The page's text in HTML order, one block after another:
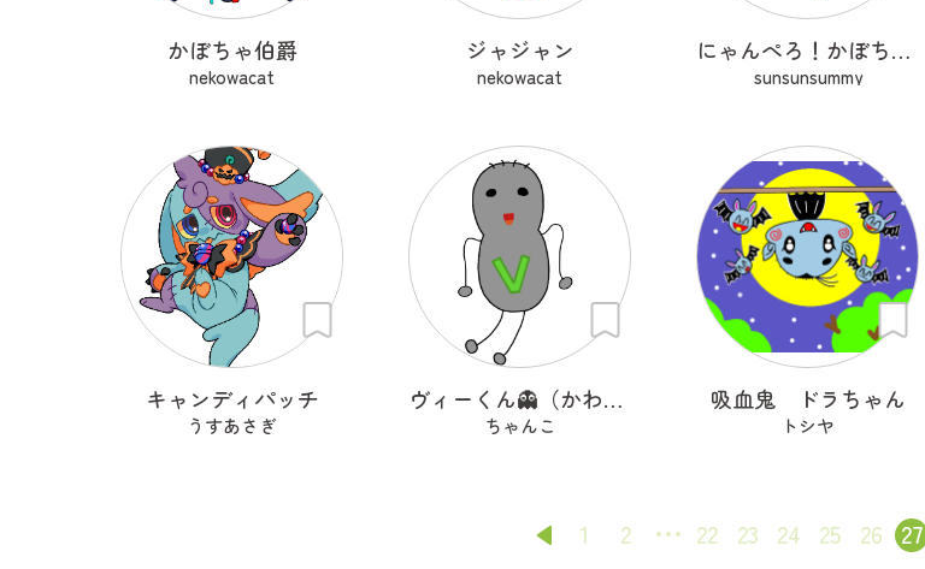
かぼちゃ伯爵
nekowacat
ジャジャン
nekowacat
にゃんぺろ！かぼちゃっ
sunsunsummy
キャンディパッチ
うすあさぎ
ヴィーくん👻（かわいいオバケ）
ちゃんこ
吸血鬼 ドラちゃん
トシヤ
1 2 22 23 24 25 26 27